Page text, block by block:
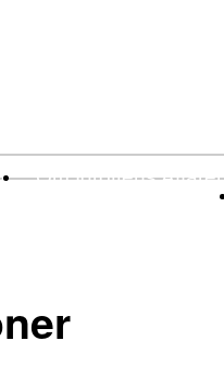
Om Idrottens Affärer